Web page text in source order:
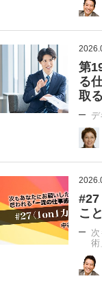
第
る
取
#27
こ
術